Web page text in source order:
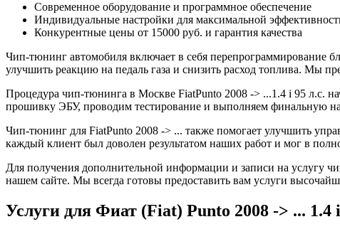
Современное оборудование и программное обеспечение
Индивидуальные настройки для максимальной
Конкурентные цены от 15000 руб. и гарантия качества
Чип-тюнинг автомобиля включает в себя перепрограммирование
улучшить реакцию на педаль газа и снизить расход топлива. Мы
Процедура чип-тюнинга в Москве FiatPunto 2008 -> ...1.4 i 95 л.с.
прошивку ЭБУ, проводим тестирование и выполняем финальную
Чип-тюнинг для FiatPunto 2008 -> ... также помогает улучшить
каждый клиент был доволен результатом наших работ и мог в
Для получения дополнительной информации и записи на услугу
нашем сайте. Мы всегда готовы предоставить вам услуги
Услуги для Фиат (Fiat) Punto 2008 -> ... 1.4